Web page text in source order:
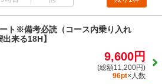
ト※備考必読（コース内乗り入れ
来る18H】
9,600円
(総額11,200円)
96pt×人数